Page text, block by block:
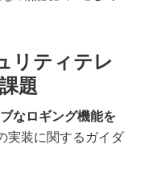
リティテレ
題
なロギング機能を
実装に関するガイダ